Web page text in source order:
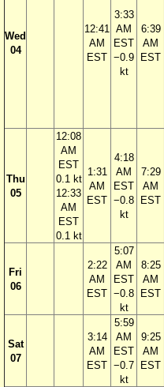
Wed
04
12:41
AM
EST
3:33
AM
EST
−0.9
kt
6:39
AM
EST
Thu
05
12:08
AM
EST
0.1 kt
12:33
AM
EST
0.1 kt
1:31
AM
EST
4:18
AM
EST
−0.8
kt
7:29
AM
EST
Fri
06
2:22
AM
EST
5:07
AM
EST
−0.8
kt
8:25
AM
EST
Sat
07
3:14
AM
EST
5:59
AM
EST
−0.7
kt
9:25
AM
EST